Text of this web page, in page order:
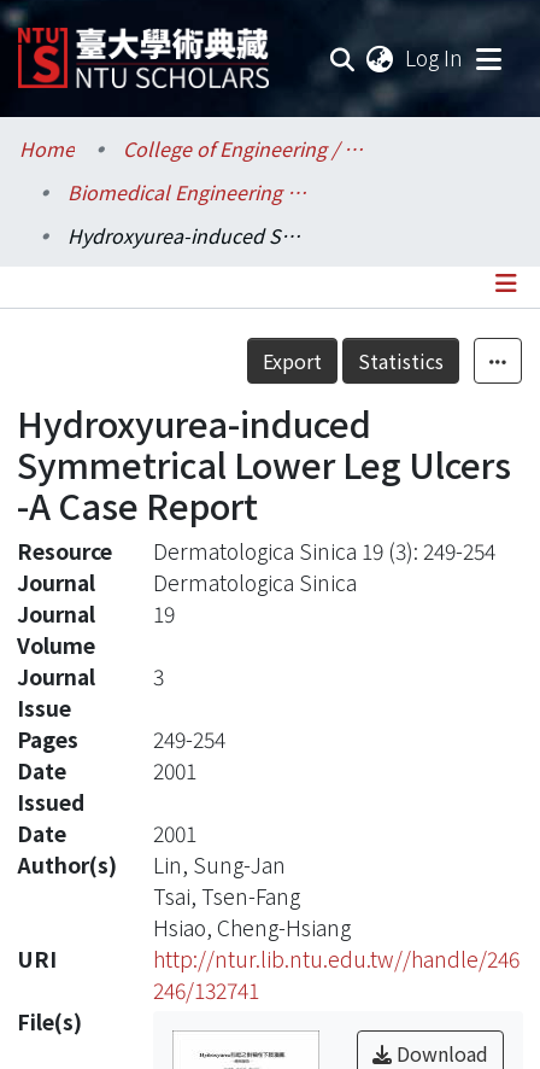
Log In
Communities & Collections
Research Outputs
Statistics
Home
College of Engineering / 工學院
Biomedical Engineering / 醫學工程學系
Hydroxyurea-induced Symmetrical Lower Leg Ulcers -A Case Report
Details
Export Statistics
Hydroxyurea-induced
Symmetrical Lower Leg Ulcers
-A Case Report
Resource
Dermatologica Sinica 19 (3): 249-254
Journal
Dermatologica Sinica
Journal
Volume
19
Journal
Issue
3
Pages
249-254
Date
Issued
2001
Date
2001
Author(s)
Lin, Sung-Jan
Tsai, Tsen-Fang
Hsiao, Cheng-Hsiang
URI
http://ntur.lib.ntu.edu.tw//handle/246
246/132741
File(s)
Download